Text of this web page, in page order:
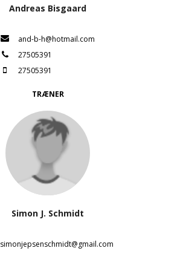
Andreas Bisgaard
and-b-h@hotmail.com
27505391
27505391
TRÆNER
Simon J. Schmidt
simonjepsenschmidt@gmail.com